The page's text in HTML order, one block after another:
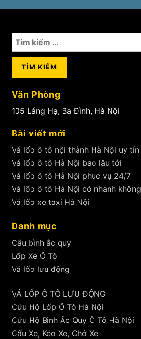
Tìm
kiếm
cho:
Văn Phòng
105 Láng Hạ, Ba Đình, Hà Nội
Bài viết mới
Vá lốp ô tô nội thành Hà Nội uy tín
Vá lốp ô tô Hà Nội bao lâu tới
Vá lốp ô tô Hà Nội phục vụ 24/7
Vá lốp ô tô Hà Nội có nhanh không
Vá lốp xe taxi Hà Nội
Danh mục
Câu bình ắc quy
Lốp Xe Ô Tô
Vá lốp lưu động
VÁ LỐP Ô TÔ LƯU ĐỘNG
Cứu Hộ Lốp Ô Tô Hà Nội
Cứu Hộ Bình Ắc Quy Ô Tô Hà Nội
Cẩu Xe, Kéo Xe, Chở Xe